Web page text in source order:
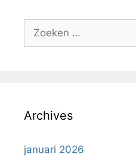
naar:
Archives
januari 2026